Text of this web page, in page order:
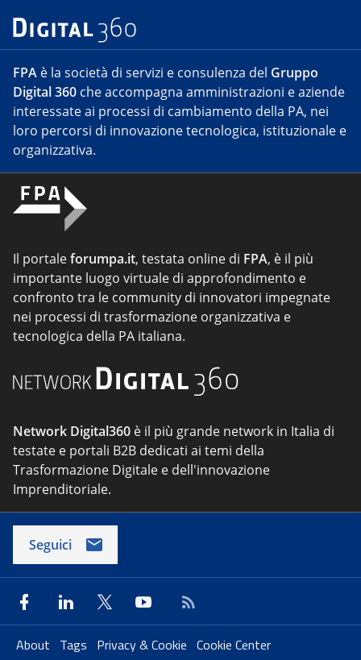
FPA è la società di servizi e consulenza del Gruppo
Digital 360 che accompagna amministrazioni e aziende
interessate ai processi di cambiamento della PA, nei
loro percorsi di innovazione tecnologica, istituzionale e
organizzativa.
Il portaleforumpa.it, testata online di FPA, è il più
importante luogo virtuale di approfondimento e
confronto tra le community di innovatori impegnate
nei processi di trasformazione organizzativa e
tecnologica della PA italiana.
Network Digital360 è il più grande network in Italia di
testate e portali B2B dedicati ai temi della
Trasformazione Digitale e dell'innovazione
Imprenditoriale.
Seguici
About Tags Privacy & Cookie Cookie Center